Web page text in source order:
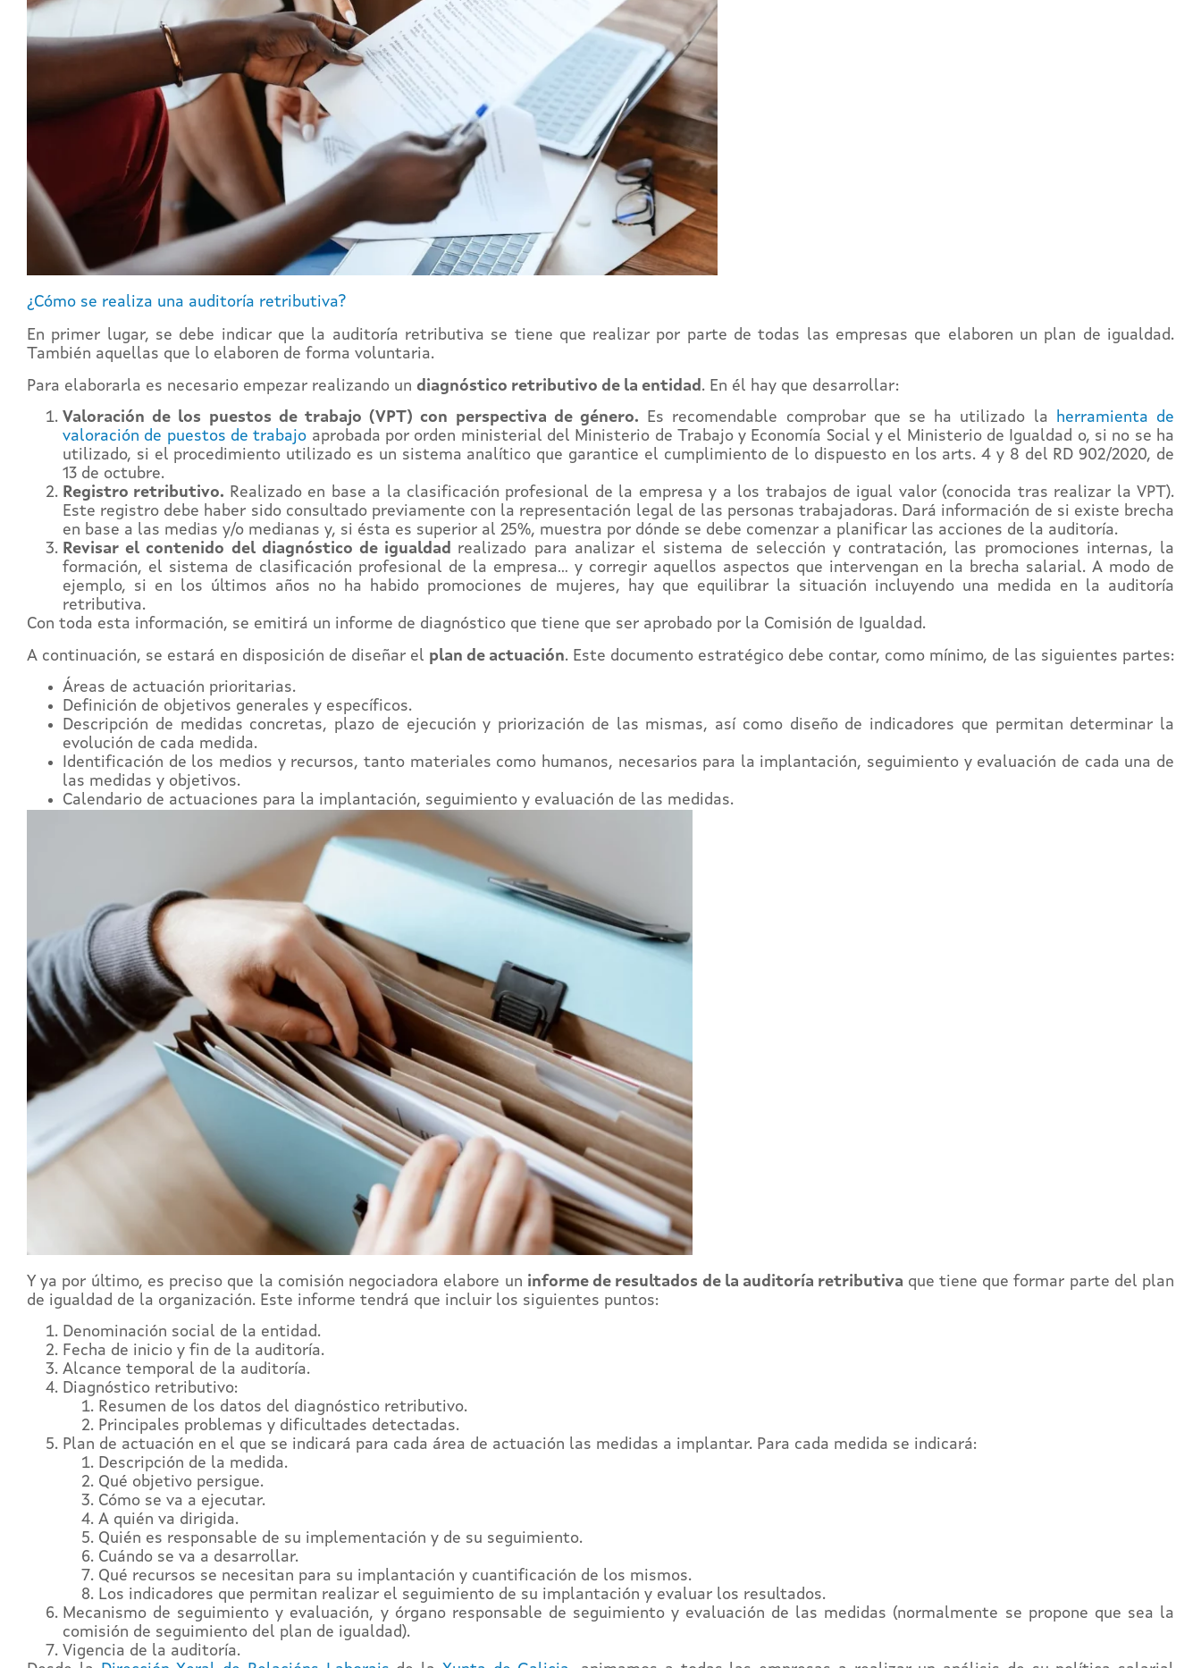
¿Cómo se realiza una auditoría retributiva?
En primer lugar, se debe indicar que la auditoría retributiva se tiene que realizar por parte de todas las empresas que elaboren un plan de igualdad.
También aquellas que lo elaboren de forma voluntaria.
Para elaborarla es necesario empezar realizando un diagnóstico retributivo de la entidad . En él hay que desarrollar:
Valoración de los puestos de trabajo (VPT) con perspectiva de género. Es recomendable comprobar que se ha utilizado la
herramienta de
valoración de puestos de trabajo aprobada por orden ministerial del Ministerio de Trabajo y Economía Social y el Ministerio de Igualdad o, si no se ha
utilizado, si el procedimiento utilizado es un sistema analítico que garantice el cumplimiento de lo dispuesto en los arts. 4 y 8 del RD 902/2020, de
13 de octubre.
Registro retributivo. Realizado en base a la clasificación profesional de la empresa y a los trabajos de igual valor (conocida tras realizar la VPT).
Este registro debe haber sido consultado previamente con la representación legal de las personas trabajadoras. Dará información de si existe brecha
en base a las medias y/o medianas y, si ésta es superior al 25%, muestra por dónde se debe comenzar a planificar las acciones de la auditoría.
Revisar el contenido del diagnóstico de igualdad realizado para analizar el sistema de selección y contratación, las promociones internas, la
formación, el sistema de clasificación profesional de la empresa… y corregir aquellos aspectos que intervengan en la brecha salarial. A modo de
ejemplo, si en los últimos años no ha habido promociones de mujeres, hay que equilibrar la situación incluyendo una medida en la auditoría
retributiva.
Con toda esta información, se emitirá un informe de diagnóstico que tiene que ser aprobado por la Comisión de Igualdad.
A continuación, se estará en disposición de diseñar el plan de actuación. Este documento estratégico debe contar, como mínimo, de las siguientes partes:
Áreas de actuación prioritarias.
Definición de objetivos generales y específicos.
Descripción de medidas concretas, plazo de ejecución y priorización de las mismas, así como diseño de indicadores que permitan determinar la
evolución de cada medida.
Identificación de los medios y recursos, tanto materiales como humanos, necesarios para la implantación, seguimiento y evaluación de cada una de
las medidas y objetivos.
Calendario de actuaciones para la implantación, seguimiento y evaluación de las medidas.
Y ya por último, es preciso que la comisión negociadora elabore un informe de resultados de la auditoría retributiva que tiene que formar parte del plan
de igualdad de la organización. Este informe tendrá que incluir los siguientes puntos:
Denominación social de la entidad.
Fecha de inicio y fin de la auditoría.
Alcance temporal de la auditoría.
Diagnóstico retributivo:
Resumen de los datos del diagnóstico retributivo.
Principales problemas y dificultades detectadas.
Plan de actuación en el que se indicará para cada área de actuación las medidas a implantar. Para cada medida se indicará:
Descripción de la medida.
Qué objetivo persigue.
Cómo se va a ejecutar.
A quién va dirigida.
Quién es responsable de su implementación y de su seguimiento.
Cuándo se va a desarrollar.
Qué recursos se necesitan para su implantación y cuantificación de los mismos.
Los indicadores que permitan realizar el seguimiento de su implantación y evaluar los resultados.
Mecanismo de seguimiento y evaluación, y órgano responsable de seguimiento y evaluación de las medidas (normalmente se propone que sea la
comisión de seguimiento del plan de igualdad).
Vigencia de la auditoría.